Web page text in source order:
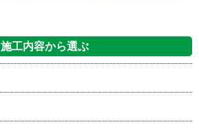
施工内容から選ぶ